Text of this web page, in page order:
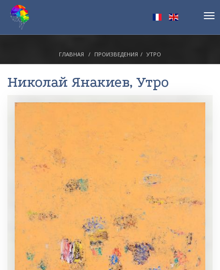
ГЛАВНАЯ ПРОИЗВЕДЕНИЯ УТРО
Николай Янакиев, Утро